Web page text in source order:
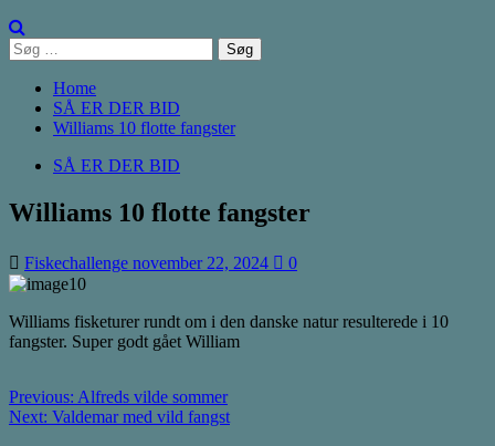
Søg
efter:
Home
SÅ ER DER BID
Williams 10 flotte fangster
SÅ ER DER BID
Williams 10 flotte fangster
Fiskechallenge november 22, 2024 0
Williams fisketurer rundt om i den danske natur resulterede i 10
fangster. Super godt gået William
Post
navigation
Previous: Alfreds vilde sommer
Next: Valdemar med vild fangst